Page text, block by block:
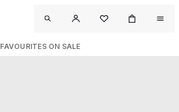
FAVOURITES ON SALE